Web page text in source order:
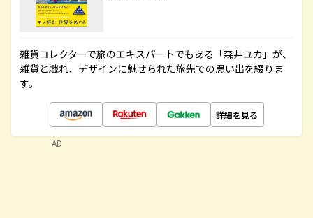
雑貨コレクターで旅のエキスパートでもある「森井ユカ」が、
雑貨と戯れ、デザインに魅せられた旅先での思い出を綴りま
す。
詳細を見る
AD